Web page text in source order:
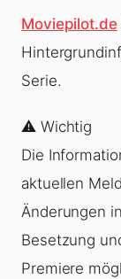
Moviepilot.de
Serie.
⚠️ Wichtig
Die
aktuellen
Änderungen
Besetzung
Premiere